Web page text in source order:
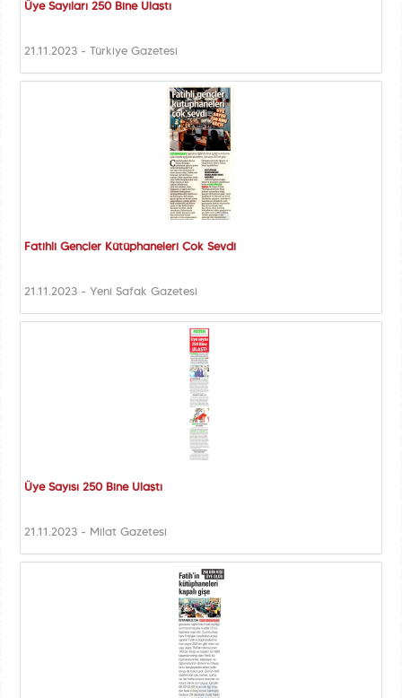
Üye Sayıları 250 Bine Ulaştı
21.11.2023 - Türkiye Gazetesi
Fatihli Gençler Kütüphaneleri Çok Sevdi
21.11.2023 - Yeni Şafak Gazetesi
Üye Sayısı 250 Bine Ulaştı
21.11.2023 - Milat Gazetesi